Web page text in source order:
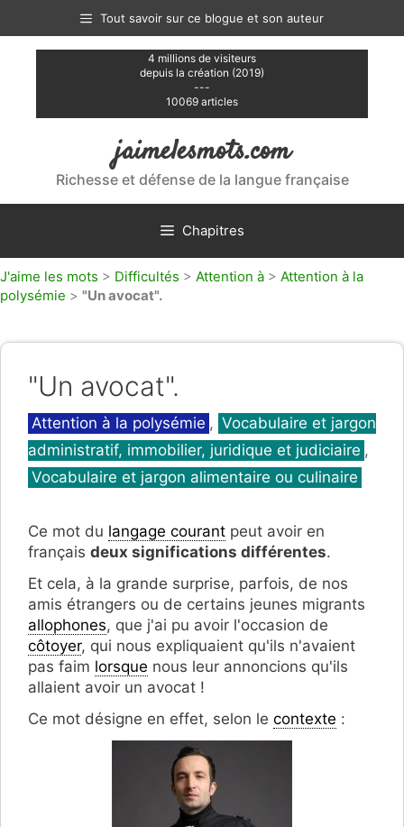
contenu
Tout savoir sur ce blogue et son auteur
4 millions de visiteurs
depuis la création (2019)
---
10069 articles
jaimelesmots.com
Richesse et défense de la langue française
Chapitres
J'aime les mots > Difficultés > Attention à > Attention à la
polysémie > "Un avocat".
"Un avocat".
Catégories
Attention à la polysémie , Vocabulaire et jargon
administratif, immobilier, juridique et judiciaire ,
Vocabulaire et jargon alimentaire ou culinaire
Ce mot du langage courant peut avoir en
français deux significations différentes.
Et cela, à la grande surprise, parfois, de nos
amis étrangers ou de certains jeunes migrants
allophones, que j'ai pu avoir l'occasion de
côtoyer, qui nous expliquaient qu'ils n'avaient
pas faim lorsque nous leur annoncions qu'ils
allaient avoir un avocat !
Ce mot désigne en effet, selon le contexte :